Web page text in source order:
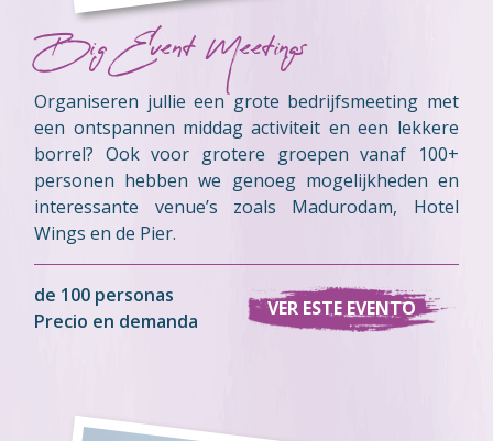
Big Event Meetings
Organiseren jullie een grote bedrijfsmeeting met
een ontspannen middag activiteit en een lekkere
borrel? Ook voor grotere groepen vanaf 100+
personen hebben we genoeg mogelijkheden en
interessante venue’s zoals Madurodam, Hotel
Wings en de Pier.
de 100 personas
Precio en demanda
VER ESTE EVENTO